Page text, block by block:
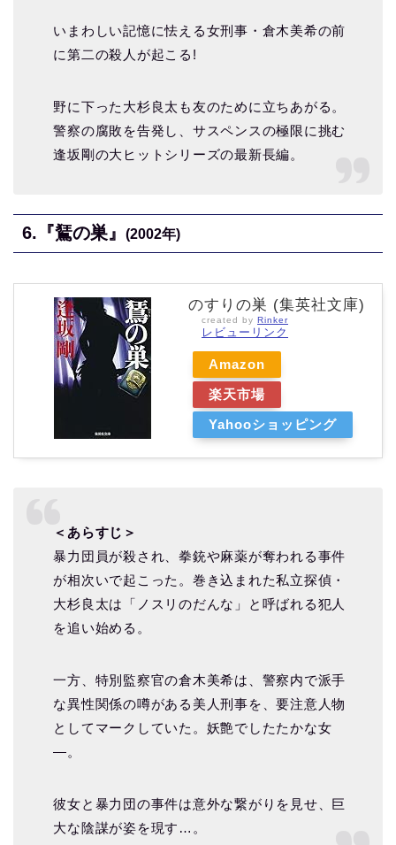
いまわしい記憶に怯える女刑事・倉木美希の前
に第二の殺人が起こる!
野に下った大杉良太も友のために立ちあがる。
警察の腐敗を告発し、サスペンスの極限に挑む
逢坂剛の大ヒットシリーズの最新長編。
6.『鵟の巣』 (2002年)
のすりの巣 (集英社文庫)
created by Rinker
レビューリンク
Amazon
楽天市場
Yahooショッピング
＜あらすじ＞
暴力団員が殺され、拳銃や麻薬が奪われる事件
が相次いで起こった。巻き込まれた私立探偵・
大杉良太は「ノスリのだんな」と呼ばれる犯人
を追い始める。
一方、特別監察官の倉木美希は、警察内で派手
な異性関係の噂がある美人刑事を、要注意人物
としてマークしていた。妖艶でしたたかな女
―。
彼女と暴力団の事件は意外な繋がりを見せ、巨
大な陰謀が姿を現す…。